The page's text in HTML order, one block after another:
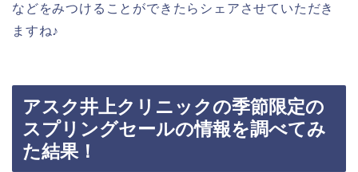
などをみつけることができたらシェアさせていただき
ますね♪
アスク井上クリニックの季節限定の
スプリングセールの情報を調べてみ
た結果！